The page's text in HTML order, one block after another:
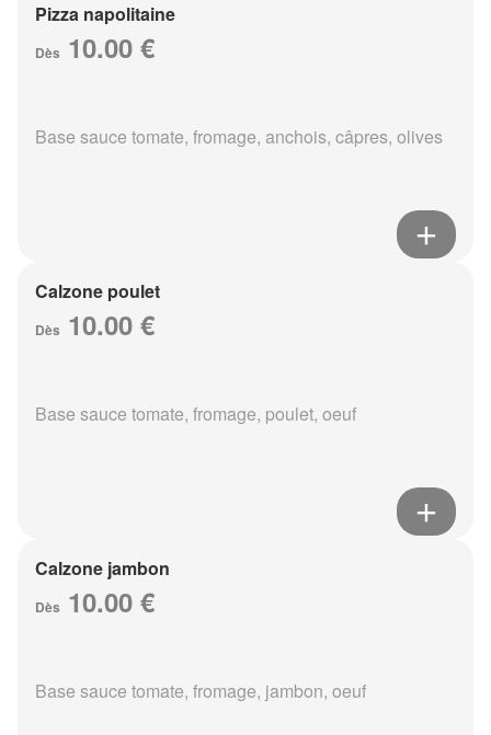
Pizza napolitaine
Dès 10.00 €
Base sauce tomate, fromage, anchois, câpres, olives
Calzone poulet
Dès 10.00 €
Base sauce tomate, fromage, poulet, oeuf
Calzone jambon
Dès 10.00 €
Base sauce tomate, fromage, jambon, oeuf